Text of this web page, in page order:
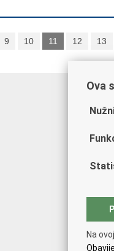
9 10 11 12 13
"Ivan
Ova
Na